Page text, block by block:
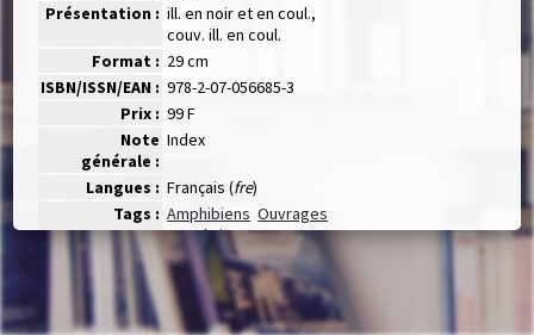
Présentation : ill. en noir et en coul.,
couv. ill. en coul.
Format : 29 cm
ISBN/ISSN/EAN : 978-2-07-056685-3
Prix : 99 F
Note
générale :
Index
Langues : Français (fre)
Tags : Amphibiens Ouvrages
pour la jeunesse
Exemplaires(0)
Disponibilité